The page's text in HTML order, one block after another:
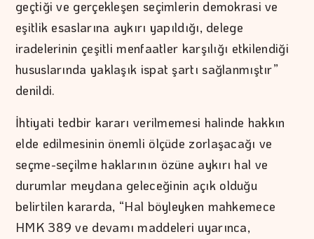
geçtiği ve gerçekleşen seçimlerin demokrasi ve
eşitlik esaslarına aykırı yapıldığı, delege
iradelerinin çeşitli menfaatler karşılığı etkilendiği
hususlarında yaklaşık ispat şartı sağlanmıştır”
denildi.
İhtiyati tedbir kararı verilmemesi halinde hakkın
elde edilmesinin önemli ölçüde zorlaşacağı ve
seçme-seçilme haklarının özüne aykırı hal ve
durumlar meydana geleceğinin açık olduğu
belirtilen kararda, “Hal böyleyken mahkemece
HMK 389 ve devamı maddeleri uyarınca,